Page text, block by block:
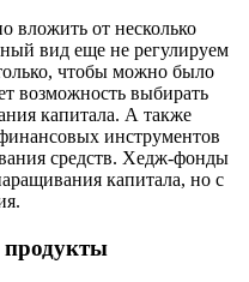
вложить от несколько
вид еще не регулируем
чтобы можно было
возможность выбирать
капитала. А также
инструментов
средств. Хедж-фонды
капитала, но с